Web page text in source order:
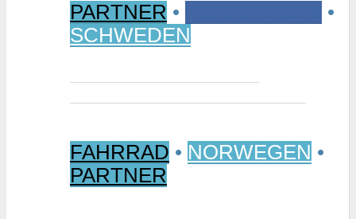
PARTNER •
•
SCHWEDEN
FAHRRAD • NORWEGEN •
PARTNER